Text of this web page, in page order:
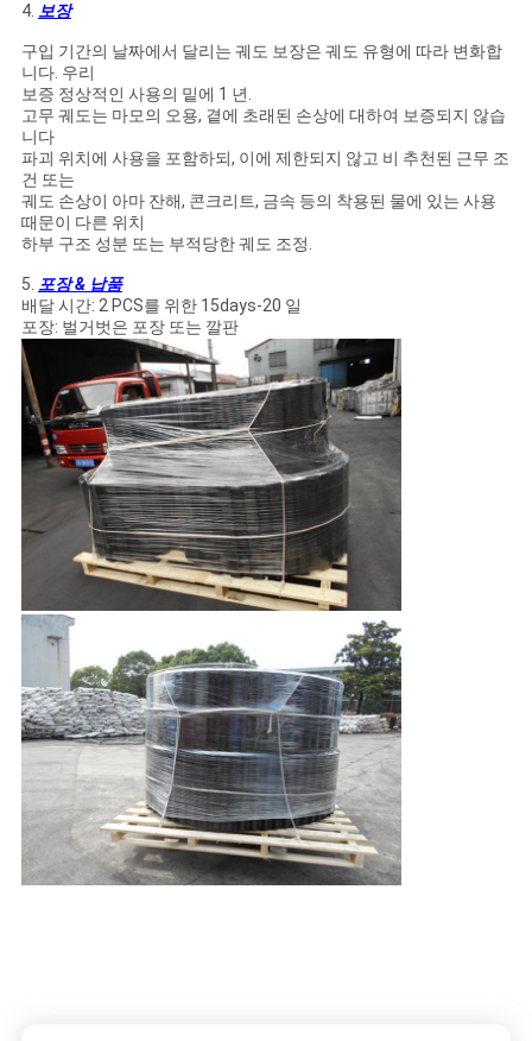
4. 보장
구입 기간의 날짜에서 달리는 궤도 보장은 궤도 유형에 따라 변화합
니다. 우리
보증 정상적인 사용의 밑에 1 년.
고무 궤도는 마모의 오용, 곁에 초래된 손상에 대하여 보증되지 않습
니다
파괴 위치에 사용을 포함하되, 이에 제한되지 않고 비 추천된 근무 조
건 또는
궤도 손상이 아마 잔해, 콘크리트, 금속 등의 착용된 물에 있는 사용
때문이 다른 위치
하부 구조 성분 또는 부적당한 궤도 조정.
5. 포장 & 납품
배달 시간: 2 PCS를 위한 15days-20 일
포장: 벌거벗은 포장 또는 깔판